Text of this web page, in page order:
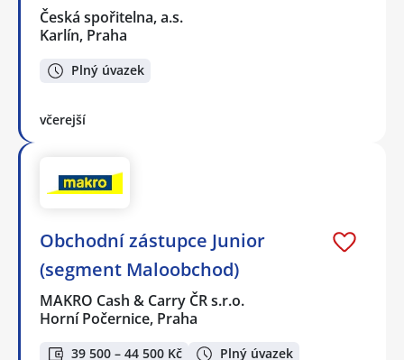
Česká spořitelna, a.s.
Karlín, Praha
Plný úvazek
včerejší
Obchodní zástupce Junior
(segment Maloobchod)
MAKRO Cash & Carry ČR s.r.o.
Horní Počernice, Praha
39 500 – 44 500 Kč Plný úvazek